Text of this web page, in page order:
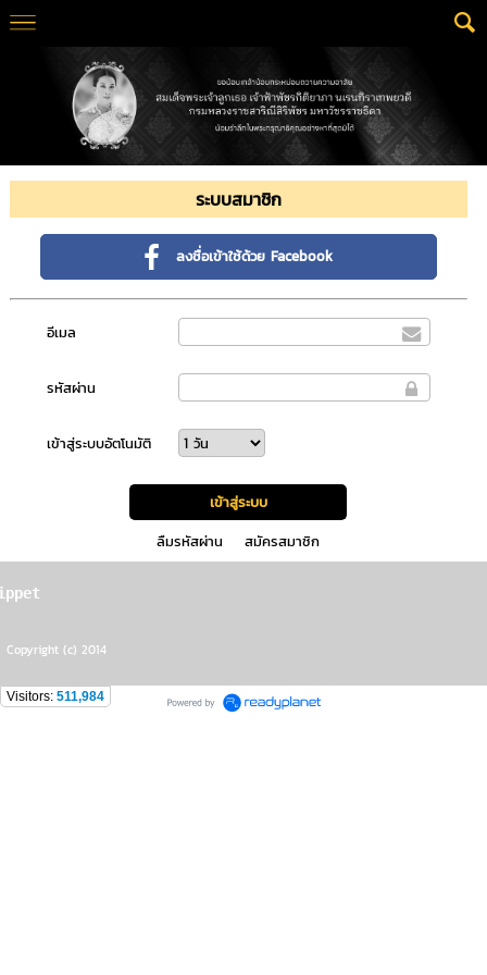
ระบบสมาชิก
ลงชื่อเข้าใช้ด้วย Facebook
อีเมล
รหัสผ่าน
เข้าสู่ระบบอัตโนมัติ
ลืมรหัสผ่าน สมัครสมาชิก
Copyright (c) 2014
Visitors: 511,984